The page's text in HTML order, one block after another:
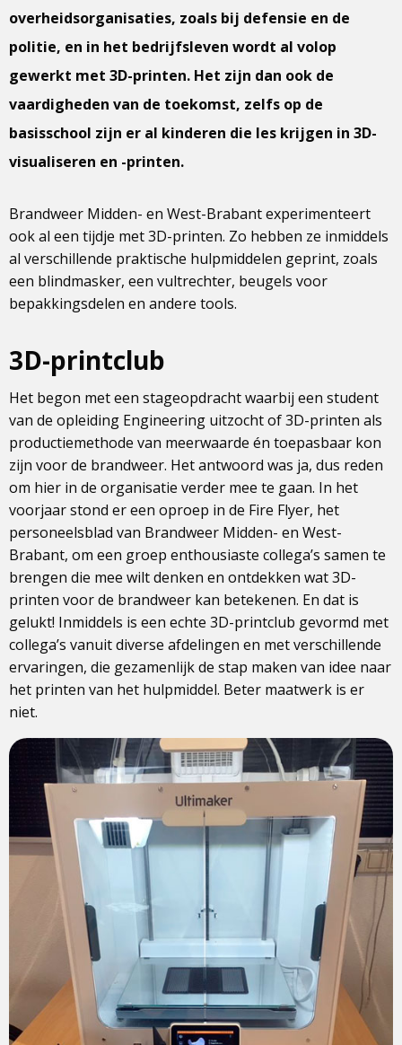
overheidsorganisaties, zoals bij defensie en de
politie, en in het bedrijfsleven wordt al volop
gewerkt met 3D-printen. Het zijn dan ook de
vaardigheden van de toekomst, zelfs op de
basisschool zijn er al kinderen die les krijgen in 3D-
visualiseren en -printen.
Brandweer Midden- en West-Brabant experimenteert
ook al een tijdje met 3D-printen. Zo hebben ze inmiddels
al verschillende praktische hulpmiddelen geprint, zoals
een blindmasker, een vultrechter, beugels voor
bepakkingsdelen en andere tools.
3D-printclub
Het begon met een stageopdracht waarbij een student
van de opleiding Engineering uitzocht of 3D-printen als
productiemethode van meerwaarde én toepasbaar kon
zijn voor de brandweer. Het antwoord was ja, dus reden
om hier in de organisatie verder mee te gaan. In het
voorjaar stond er een oproep in de Fire Flyer, het
personeelsblad van Brandweer Midden- en West-
Brabant, om een groep enthousiaste collega’s samen te
brengen die mee wilt denken en ontdekken wat 3D-
printen voor de brandweer kan betekenen. En dat is
gelukt! Inmiddels is een echte 3D-printclub gevormd met
collega’s vanuit diverse afdelingen en met verschillende
ervaringen, die gezamenlijk de stap maken van idee naar
het printen van het hulpmiddel. Beter maatwerk is er
niet.